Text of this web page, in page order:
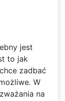
jest
to jak
zadbać
W
na